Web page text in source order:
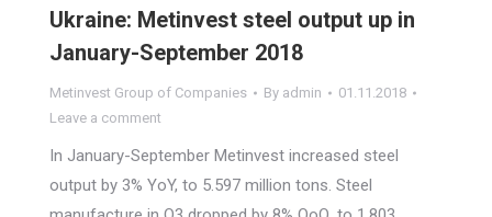
Ukraine: Metinvest steel output up in
January-September 2018
Metinvest Group of Companies By admin
01.11.2018
Leave a comment
In January-September Metinvest increased steel
output by 3% YoY, to 5.597 million tons. Steel